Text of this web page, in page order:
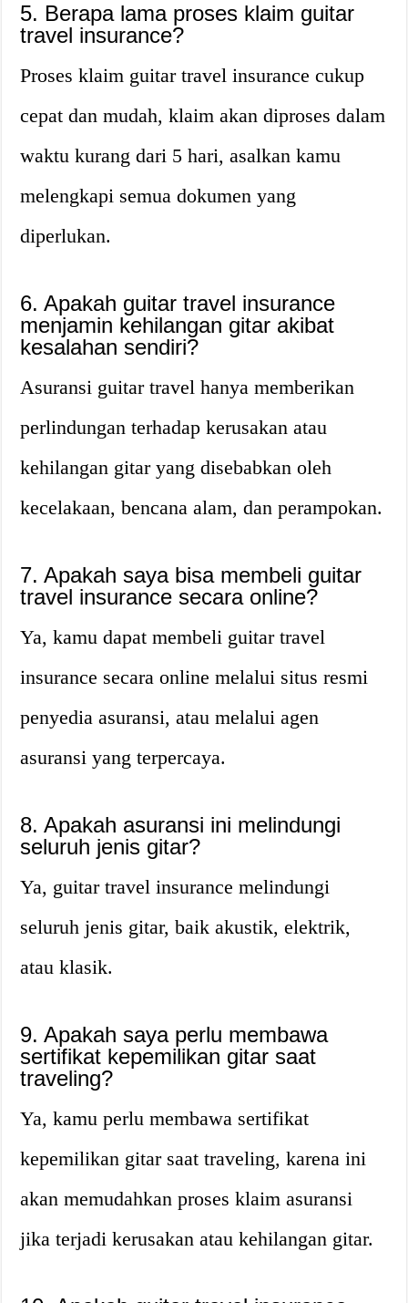
5. Berapa lama proses klaim guitar
travel insurance?
Proses klaim guitar travel insurance cukup
cepat dan mudah, klaim akan diproses dalam
waktu kurang dari 5 hari, asalkan kamu
melengkapi semua dokumen yang
diperlukan.
6. Apakah guitar travel insurance
menjamin kehilangan gitar akibat
kesalahan sendiri?
Asuransi guitar travel hanya memberikan
perlindungan terhadap kerusakan atau
kehilangan gitar yang disebabkan oleh
kecelakaan, bencana alam, dan perampokan.
7. Apakah saya bisa membeli guitar
travel insurance secara online?
Ya, kamu dapat membeli guitar travel
insurance secara online melalui situs resmi
penyedia asuransi, atau melalui agen
asuransi yang terpercaya.
8. Apakah asuransi ini melindungi
seluruh jenis gitar?
Ya, guitar travel insurance melindungi
seluruh jenis gitar, baik akustik, elektrik,
atau klasik.
9. Apakah saya perlu membawa
sertifikat kepemilikan gitar saat
traveling?
Ya, kamu perlu membawa sertifikat
kepemilikan gitar saat traveling, karena ini
akan memudahkan proses klaim asuransi
jika terjadi kerusakan atau kehilangan gitar.